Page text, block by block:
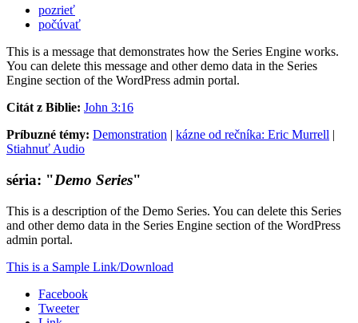
pozrieť
počúvať
This is a message that demonstrates how the Series Engine works.
You can delete this message and other demo data in the Series
Engine section of the WordPress admin portal.
Citát z Biblie: John 3:16
Príbuzné témy: Demonstration | kázne od rečníka: Eric Murrell |
Stiahnuť Audio
séria: "Demo Series"
This is a description of the Demo Series. You can delete this Series
and other demo data in the Series Engine section of the WordPress
admin portal.
This is a Sample Link/Download
Facebook
Tweeter